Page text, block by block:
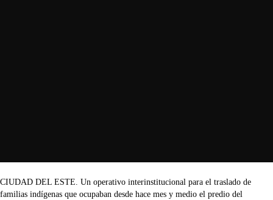
CIUDAD DEL ESTE. Un operativo interinstitucional para el traslado de
familias indígenas que ocupaban desde hace mes y medio el predio del